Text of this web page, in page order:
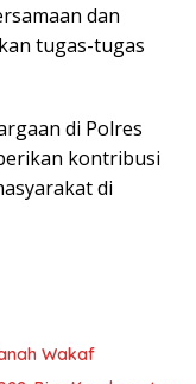
dan
tugas-tugas
di Polres
kontribusi
di
Wakaf